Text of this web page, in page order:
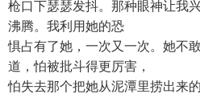
枪口下瑟瑟发抖。那种眼神让我
沸腾。我利用她的恐
惧占有了她，一次又一次。她不
道，怕被批斗得更厉害，
怕失去那个把她从泥潭里捞出来